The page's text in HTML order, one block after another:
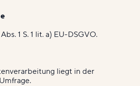
1 S. 1 lit. a) EU-DSGVO.
liegt in der